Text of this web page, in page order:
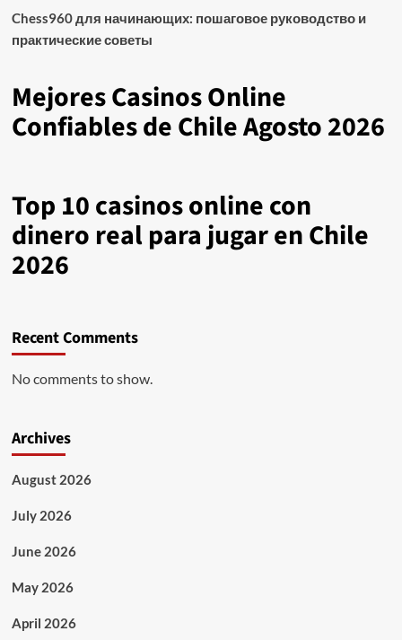
Chess960 для начинающих: пошаговое руководство и
практические советы
Mejores Casinos Online
Confiables de Chile Agosto 2026
Top 10 casinos online con
dinero real para jugar en Chile
2026
Recent Comments
No comments to show.
Archives
August 2026
July 2026
June 2026
May 2026
April 2026